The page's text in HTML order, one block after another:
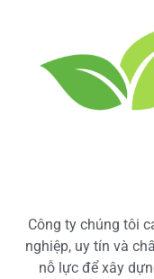
Công ty chúng tôi
nghiệp, uy tín và
nỗ lực để xây